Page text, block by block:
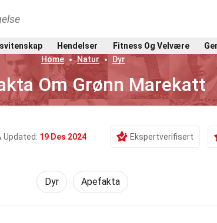
Hendelser Fitness Og Velvære
Home
Natur Dyr
Om Grønn Marekatt
Updated: 19 Des 2024 Ekspertverifisert
Dyr Apefakta